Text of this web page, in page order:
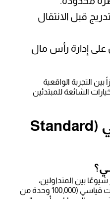
قبل الانتقال
على إدارة رأس مال
التجربة الواقعية
الشائعة للمبتدئين
الحساب القياسي (Standard
بين المتداولين،
ويُستخدم لفتح صفقات بحجم لوت قياسي (100,000 وحدة من